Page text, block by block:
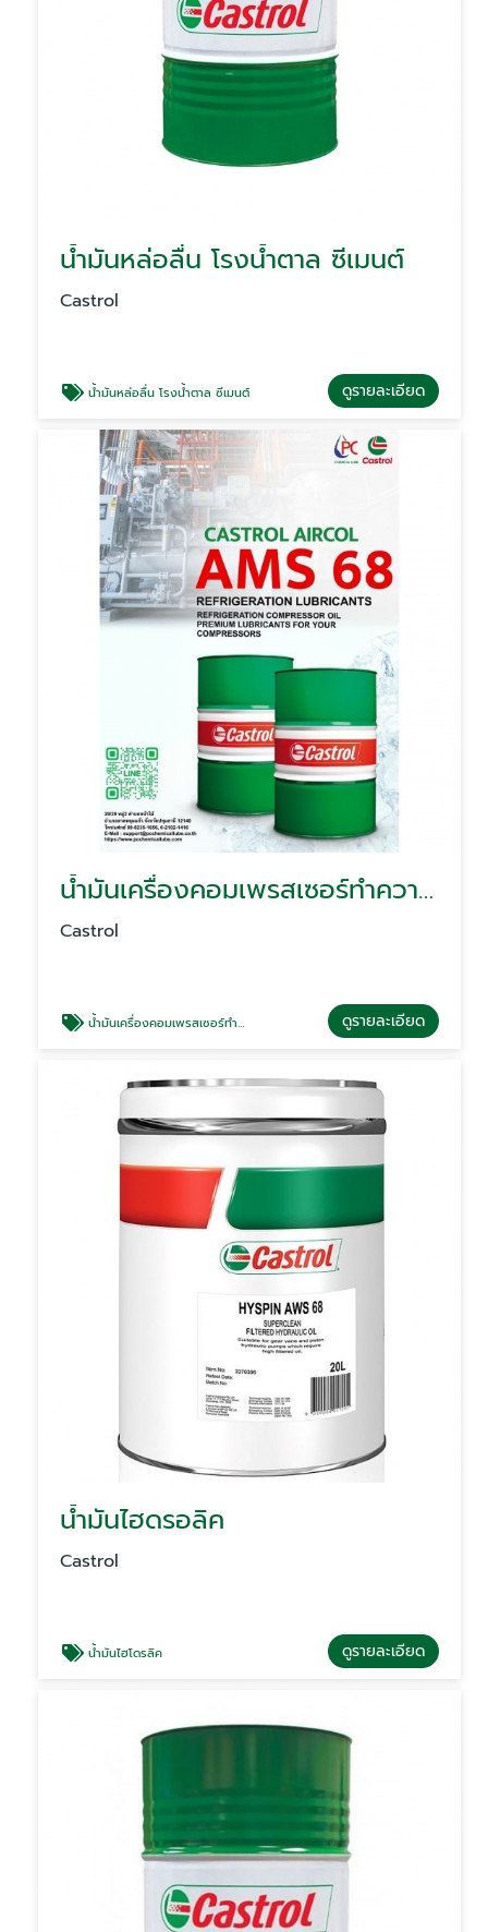
น้ำมันหล่อลื่น โรงน้ำตาล ซีเมนต์
Castrol
น้ำมันหล่อลื่น โรงน้ำตาล ซีเมนต์ ดูรายละเอียด
น้ำมันเครื่องคอมเพรสเซอร์ทำความเย็น Castrol Aircol AMS 68
Castrol
น้ำมันเครื่องคอมเพรสเซอร์ทำความเย็น Castrol Aircol AMS 68 ดูรายละเอียด
น้ำมันไฮดรอลิค
Castrol
น้ำมันไฮโดรลิค ดูรายละเอียด